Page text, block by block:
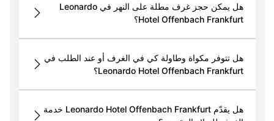
هل يمكن حجز غرف مطلة على النهر في Leonardo
Hotel Offenbach Frankfurt؟
هل تتوفر مكواة وطاولة كي في الغرف أو عند الطلب في
Leonardo Hotel Offenbach Frankfurt؟
هل يقدّم Leonardo Hotel Offenbach Frankfurt خدمة